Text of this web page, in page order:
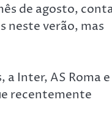
de agosto,
neste verão, mas
Inter, AS Roma e
recentemente